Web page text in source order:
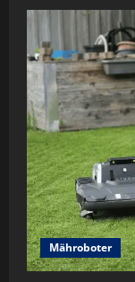
Mähroboter